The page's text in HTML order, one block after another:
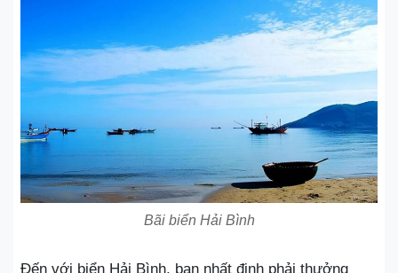
Bãi biển Hải Bình
Đến với biển Hải Bình, bạn nhất định phải thưởng